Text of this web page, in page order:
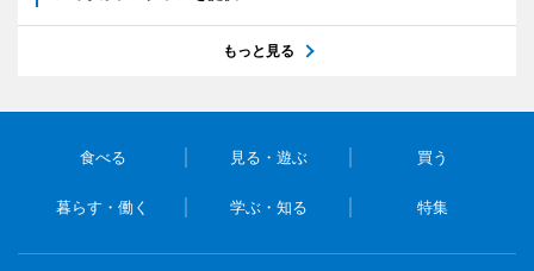
もっと見る
食べる 見る・遊ぶ 買う
暮らす・働く 学ぶ・知る 特集